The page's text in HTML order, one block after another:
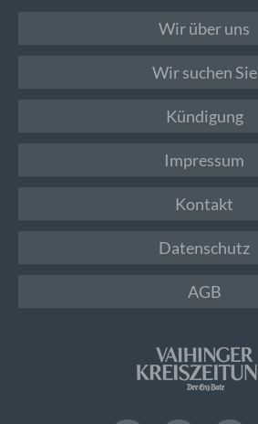
Wir über uns
Wir suchen Sie
Kündigung
Impressum
Kontakt
Datenschutz
AGB